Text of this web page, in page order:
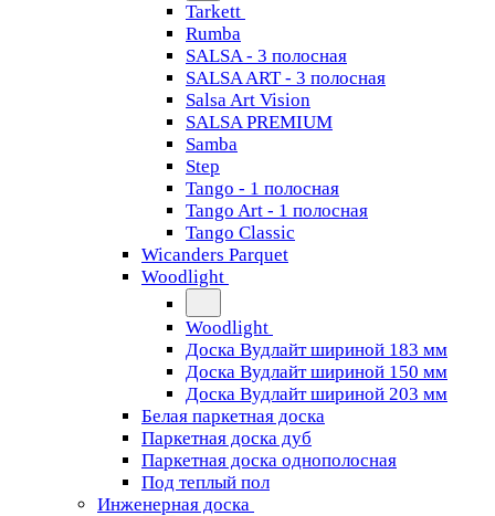
Tarkett
Rumba
SALSA - 3 полосная
SALSA ART - 3 полосная
Salsa Art Vision
SALSA PREMIUM
Samba
Step
Tango - 1 полосная
Tango Art - 1 полосная
Tango Classiс
Wicanders Parquet
Woodlight
Woodlight
Доска Вудлайт шириной 183 мм
Доска Вудлайт шириной 150 мм
Доска Вудлайт шириной 203 мм
Белая паркетная доска
Паркетная доска дуб
Паркетная доска однополосная
Под теплый пол
Инженерная доска